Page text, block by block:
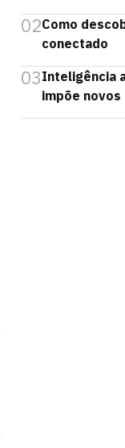
02Como
conectado
03Inteligência
impõe